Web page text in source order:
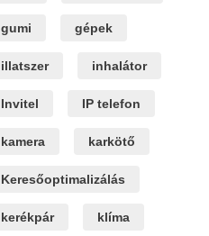
gumi gépek
illatszer inhalátor
Invitel IP telefon
kamera karkötő
Keresőoptimalizálás
kerékpár klíma